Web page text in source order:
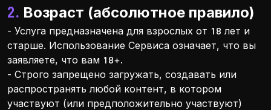
2. Возраст (абсолютное правило)
- Услуга предназначена для взрослых от 18 лет и
старше. Использование Сервиса означает, что вы
заявляете, что вам 18+.
- Строго запрещено загружать, создавать или
распространять любой контент, в котором
участвуют (или предположительно участвуют)